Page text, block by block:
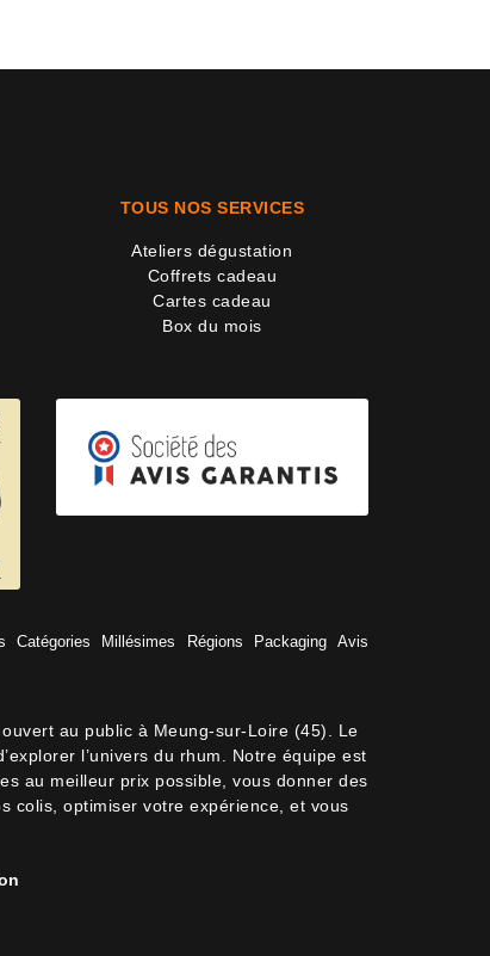
TOUS NOS SERVICES
Ateliers dégustation
Coffrets cadeau
Cartes cadeau
Box du mois
Catégories Millésimes Régions Packaging Avis
au public à Meung-sur-Loire (45). Le
l’univers du rhum. Notre équipe est
au meilleur prix possible, vous donner des
colis, optimiser votre expérience, et vous